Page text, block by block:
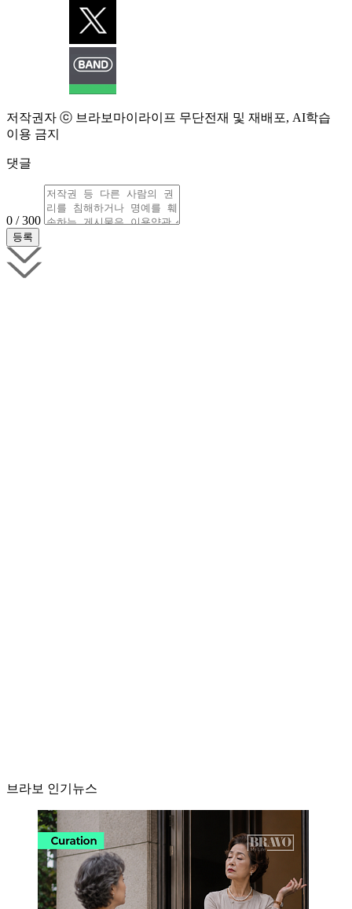
저작권자 ⓒ 브라보마이라이프 무단전재 및 재배포, AI학습
이용 금지
댓글
0 / 300
브라보 인기뉴스